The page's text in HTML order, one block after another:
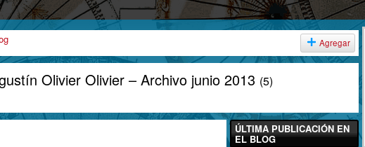
Agregar
Olivier Olivier – Archivo junio 2013 (5)
ÚLTIMA PUBLICACIÓN EN
EL BLOG